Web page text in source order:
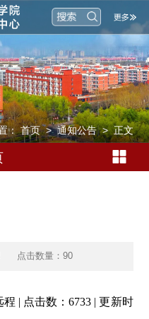
： 首页>通知公告>正文
点击数量： 90
| 点击数：6733 | 更新时